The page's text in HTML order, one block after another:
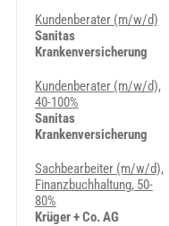
Kundenberater (m/w/d)
Sanitas
Krankenversicherung
Kundenberater (m/w/d),
40-100%
Sanitas
Krankenversicherung
Sachbearbeiter (m/w/d),
Finanzbuchhaltung, 50-
80%
Krüger + Co. AG